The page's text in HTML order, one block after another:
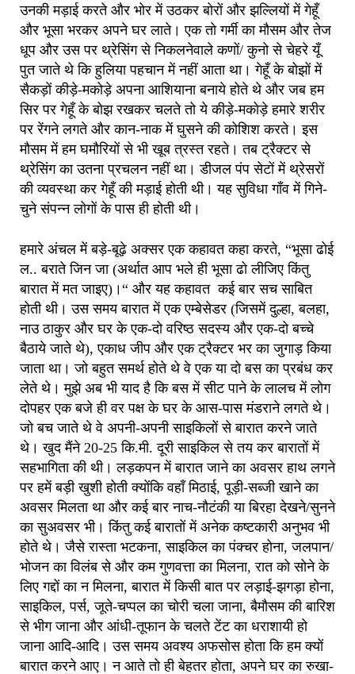
उनकी मड़ाई करते और भोर में उठकर बोरों और झल्लियों में गेहूँ
और भूसा भरकर अपने घर लाते। एक तो गर्मी का मौसम और तेज
धूप और उस पर थ्रेसिंग से निकलनेवाले कणों/ कुनो से चेहरे यूँ
पुत जाते थे कि हुलिया पहचान में नहीं आता था। गेहूँ के बोझों में
सैकड़ों कीड़े-मकोड़े अपना आशियाना बनाये होते थे और जब हम
सिर पर गेहूँ के बोझ रखकर चलते तो ये कीड़े-मकोड़े हमारे शरीर
पर रेंगने लगते और कान-नाक में घुसने की कोशिश करते। इस
मौसम में हम घमौरियों से भी खूब त्रस्त रहते। तब ट्रैक्टर से
थ्रेसिंग का उतना प्रचलन नहीं था। डीजल पंप सेटों में थ्रेसरों
की व्यवस्था कर गेहूँ की मड़ाई होती थी। यह सुविधा गाँव में गिने-
चुने संपन्न लोगों के पास ही होती थी।
हमारे अंचल में बड़े-बूढ़े अक्सर एक कहावत कहा करते, “भूसा ढोई
ल.. बराते जिन जा (अर्थात आप भले ही भूसा ढो लीजिए किंतु
बारात में मत जाइए)।“ और यह कहावत कई बार सच साबित
होती थी। उस समय बारात में एक एम्बेसेडर (जिसमें दुल्हा, बलहा,
नाउ ठाकुर और घर के एक-दो वरिष्ठ सदस्य और एक-दो बच्चे
बैठाये जाते थे), एकाध जीप और एक ट्रैक्टर भर का जुगाड़ किया
जाता था। जो बहुत समर्थ होते थे वे एक या दो बस का प्रबंध कर
लेते थे। मुझे अब भी याद है कि बस में सीट पाने के लालच में लोग
दोपहर एक बजे ही वर पक्ष के घर के आस-पास मंडराने लगते थे।
जो बच जाते थे वे अपनी-अपनी साइकिलों से बारात करने जाते
थे। खुद मैंने 20-25 कि.मी. दूरी साइकिल से तय कर बारातों में
सहभागिता की थी। लड़कपन में बारात जाने का अवसर हाथ लगने
पर हमें बड़ी खुशी होती क्योंकि वहाँ मिठाई, पूड़ी-सब्जी खाने का
अवसर मिलता था और कई बार नाच-नौटंकी या बिरहा देखने/सुनने
का सुअवसर भी। किंतु कई बारातों में अनेक कष्टकारी अनुभव भी
होते थे। जैसे रास्ता भटकना, साइकिल का पंक्चर होना, जलपान/
भोजन का विलंब से और कम गुणवत्ता का मिलना, रात को सोने के
लिए गद्दों का न मिलना, बारात में किसी बात पर लड़ाई-झगड़ा होना,
साइकिल, पर्स, जूते-चप्पल का चोरी चला जाना, बैमौसम की बारिश
से भीग जाना और आंधी-तूफान के चलते टेंट का धराशायी हो
जाना आदि-आदि। उस समय अवश्य अफसोस होता कि हम क्यों
बारात करने आए। न आते तो ही बेहतर होता, अपने घर का रुखा-